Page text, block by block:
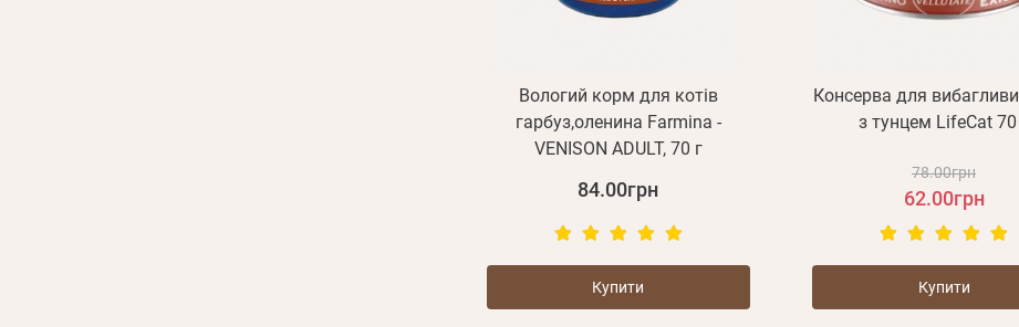
Вологий корм для котів
гарбуз,оленина Farmina -
VENISON ADULT, 70 г
84.00грн
Купити
Консерва для
з тунцем LifeCat 70
78.00грн
62.00грн
Купити